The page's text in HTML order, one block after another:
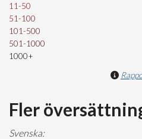
11-50
51-100
101-500
501-1000
1000+
Fler
Svenska: